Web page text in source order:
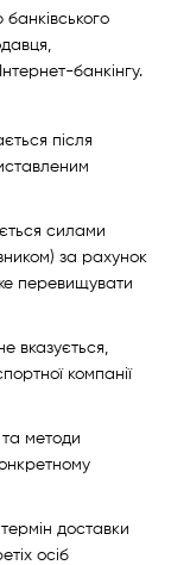
банкінгу.
після
силами
за рахунок
перевищувати
вказується,
компанії
методи
доставки
осіб